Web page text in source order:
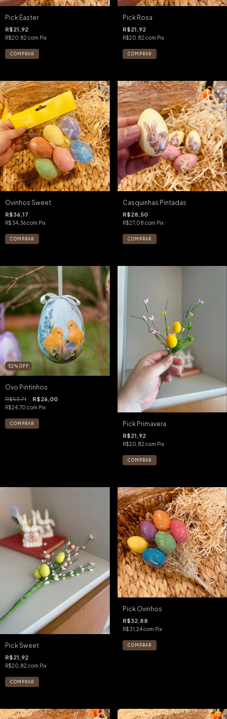
Pick Easter
R$21,92
R$20,82 com Pix
Pick Rosa
R$21,92
R$20,82 com Pix
Ovinhos Sweet
R$36,17
R$34,36com Pix
Casquinhas Pintadas
R$28,50
R$27,08 com Pix
52 % OFF
Ovo Pintinhos
R$53,71 R$26,00
R$24,70 com Pix
Pick Primavera
R$21,92
R$20,82 com Pix
Pick Sweet
R$21,92
R$20,82 com Pix
Pick Ovinhos
R$32,88
R$31,24com Pix